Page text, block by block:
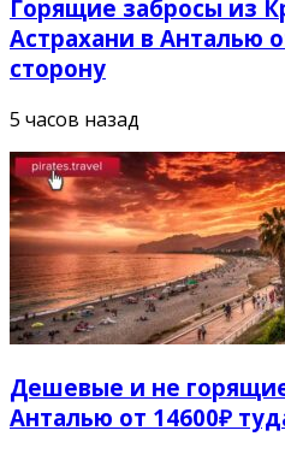
Горящие забросы из
Астрахани в Анталью
сторону
5 часов назад
Дешевые и не
Анталью от 14600₽